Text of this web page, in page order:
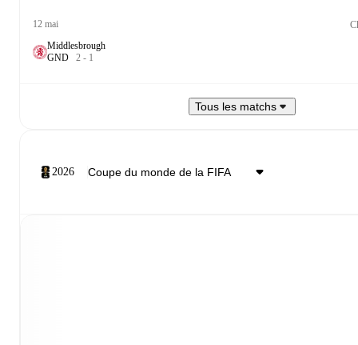
12 mai
Middlesbrough
GND 2 - 1
Tous les matchs
2026